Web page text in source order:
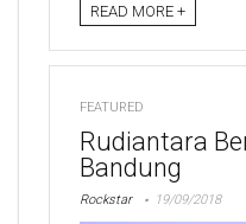
READ MORE +
FEATURED
Rudiantara
Bandung
Rockstar 19/09/2018